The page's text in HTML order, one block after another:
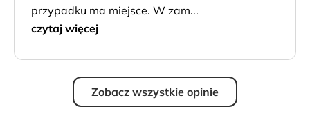
przypadku ma miejsce. W zam...
czytaj więcej
Zobacz wszystkie opinie